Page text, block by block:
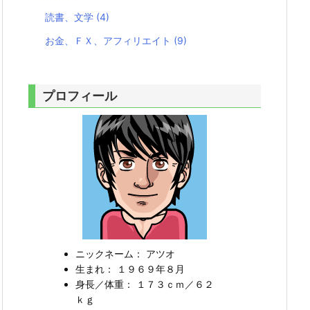
読書、文学 (4)
お金、ＦＸ、アフィリエイト (9)
プロフィール
ニックネーム： アツオ
生まれ： １９６９年８月
身長／体重： １７３ｃｍ／６２
ｋｇ